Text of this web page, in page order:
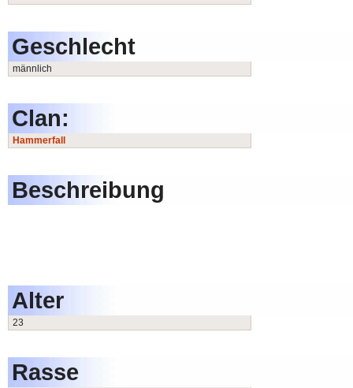
Geschlecht
männlich
Clan:
Hammerfall
Beschreibung
Alter
23
Rasse